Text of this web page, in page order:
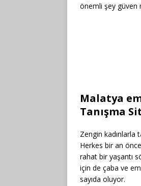
önemli şey güven
Malatya
Tanışma
Zengin kadınlarla
Herkes bir an
rahat bir yaşantı
için de çaba ve
sayıda oluyor.